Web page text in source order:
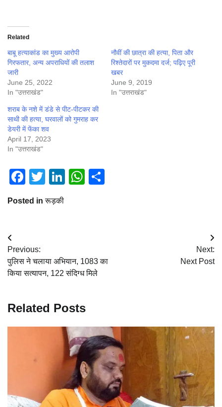
Related
बाबू हत्याकांड का मुख्य आरोपी
गिरफतार, अन्य अपराधियों की तलाश
जारी
June 25, 2022
In "उत्तराखंड"
नौवीं की छात्रा की हत्या, पिता और
रिश्तेदारों पर मुकदमा दर्ज; पढ़ि‍ए पूरी
खबर
June 9, 2019
In "उत्तराखंड"
शराब के नशे में डंडे से पीट-पीटकर की
साथी की हत्या, घरवालों को गुमराह कर
डेयरी में फेंका शव
April 17, 2023
In "उत्तराखंड"
Facebook
TwitterLinkedIn
WhatsApp
Posted inरूड़की
Post
navigation
Previous:
पुलिस ने चलाया अभियान, 1083 का
किया सत्यापन, 122 संदिग्ध मिले
Next:
Next Post
Related Posts